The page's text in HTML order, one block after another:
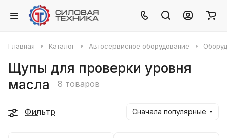
Главная Каталог Автосервисное оборудование
Щупы для проверки уровня
масла
8 товаров
Фильтр Сначала популярные